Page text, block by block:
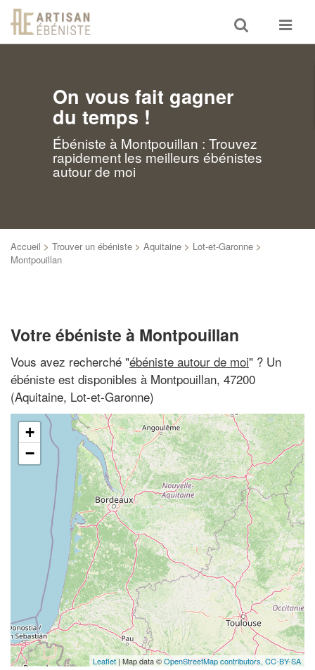
Toggle
search
Toggle
On vous fait gagner
du temps !
Ébéniste à Montpouillan : Trouvez
rapidement les meilleurs ébénistes
autour de moi
Accueil > Trouver un ébéniste > Aquitaine > Lot-et-Garonne >
Montpouillan
Votre ébéniste à Montpouillan
Vous avez recherché "ébéniste autour de moi" ? Un
ébéniste est disponibles à Montpouillan, 47200
(Aquitaine, Lot-et-Garonne)
+
−
Leaflet | Map data ©OpenStreetMap contributors, CC-BY-SA